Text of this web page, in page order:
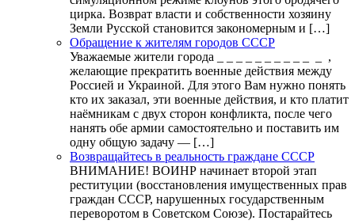
цирка. Возврат власти и собственности хозяину
Земли Русской становится закономерным и […]
Обращение к жителям городов СССР
Уважаемые жители города _ _ _ _ _ _ _ _ _ _ _ ,
желающие прекратить военные действия между
Россией и Украиной. Для этого Вам нужно понять
кто их заказал, эти военные действия, и кто платит
наёмникам с двух сторон конфликта, после чего
нанять обе армии самостоятельно и поставить им
одну общую задачу — […]
Возвращайтесь в реальность граждане СССР
ВНИМАНИЕ! ВОИНР начинает второй этап
реституции (восстановления имущественных прав
граждан СССР, нарушенных государственным
переворотом в Советском Союзе). Постарайтесь